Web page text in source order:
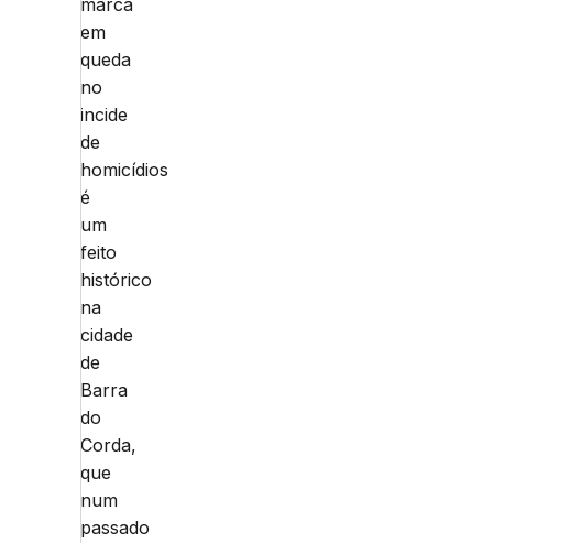
marca
em
queda
no
incide
de
homicídios
é
um
feito
histórico
na
cidade
de
Barra
do
Corda,
que
num
passado